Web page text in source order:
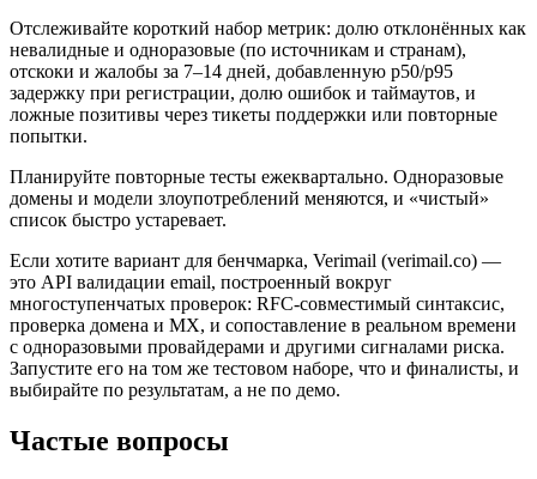
Отслеживайте короткий набор метрик: долю отклонённых как
невалидные и одноразовые (по источникам и странам),
отскоки и жалобы за 7–14 дней, добавленную p50/p95
задержку при регистрации, долю ошибок и таймаутов, и
ложные позитивы через тикеты поддержки или повторные
попытки.
Планируйте повторные тесты ежеквартально. Одноразовые
домены и модели злоупотреблений меняются, и «чистый»
список быстро устаревает.
Если хотите вариант для бенчмарка, Verimail (verimail.co) —
это API валидации email, построенный вокруг
многоступенчатых проверок: RFC‑совместимый синтаксис,
проверка домена и MX, и сопоставление в реальном времени
с одноразовыми провайдерами и другими сигналами риска.
Запустите его на том же тестовом наборе, что и финалисты, и
выбирайте по результатам, а не по демо.
Частые вопросы